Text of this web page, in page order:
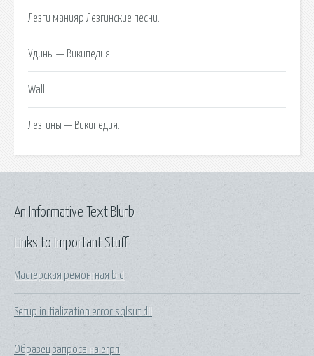
Лезги манияр Лезгинские песни.
Удины — Википедия.
Wall.
Лезгины — Википедия.
Links to Important Stuff
Мастерская ремонтная b d
Setup initialization error sqlsut dll
Образец запроса на егрп
An Informative Text Blurb